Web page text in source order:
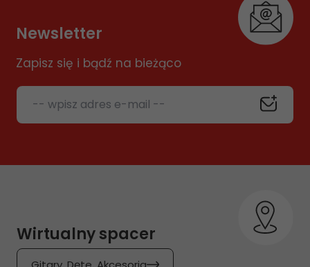
Newsletter
Zapisz się i bądź na bieżąco
-- wpisz adres e-mail --
Wirtualny spacer